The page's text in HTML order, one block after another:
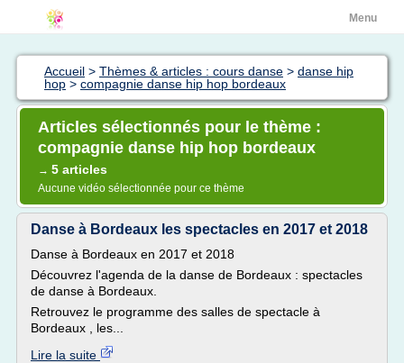
Menu
Accueil > Thèmes & articles : cours danse > danse hip
hop > compagnie danse hip hop bordeaux
Articles sélectionnés pour le thème :
compagnie danse hip hop bordeaux
→ 5 articles
Aucune vidéo sélectionnée pour ce thème
Danse à Bordeaux les spectacles en 2017 et 2018
Danse à Bordeaux en 2017 et 2018
Découvrez l'agenda de la danse de Bordeaux : spectacles
de danse à Bordeaux.
Retrouvez le programme des salles de spectacle à
Bordeaux , les...
Lire la suite